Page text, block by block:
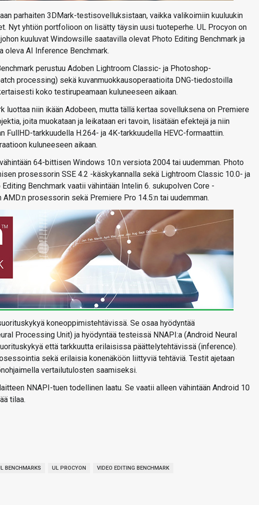
parhaiten 3DMark-testisovelluksistaan, vaikka valikoimiin kuuluukin
Nyt yhtiön portfolioon on lisätty täysin uusi tuoteperhe. UL Procyon on
kuuluvat Windowsille saatavilla olevat Photo Editing Benchmark ja
oleva AI Inference Benchmark.
perustuu Adoben Lightroom Classic- ja Photoshop-
processing) sekä kuvanmuokkausoperaatioita DNG-tiedostoilla
koko testirupeamaan kuluneeseen aikaan.
luottaa niin ikään Adobeen, mutta tällä kertaa sovelluksena on Premiere
joita muokataan ja leikataan eri tavoin, lisätään efektejä ja niin
tarkkuudella H.264- ja 4K-tarkkuudella HEVC-formaattiin.
kuluneeseen aikaan.
64-bittisen Windows 10:n versiota 2004 tai uudemman. Photo
prosessorin SSE 4.2 -käskykannalla sekä Lightroom Classic 10.0- ja
Benchmark vaatii vähintään Intelin 6. sukupolven Core -
prosessorin sekä Premiere Pro 14.5:n tai uudemman.
koneoppimistehtävissä. Se osaa hyödyntää
Processing Unit) ja hyödyntää testeissä NNAPI:a (Android Neural
että tarkkuutta erilaisissa päättelytehtävissä (inference).
sekä erilaisia konenäköön liittyviä tehtäviä. Testit ajetaan
vertailutulosten saamiseksi.
NNAPI-tuen todellinen laatu. Se vaatii alleen vähintään Android 10
tilaa.
BENCHMARKS UL PROCYON VIDEO EDITING BENCHMARK